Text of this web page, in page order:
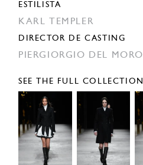
ESTILISTA
KARL TEMPLER
DIRECTOR DE CASTING
PIERGIORGIO DEL MORO
SEE THE FULL COLLECTION